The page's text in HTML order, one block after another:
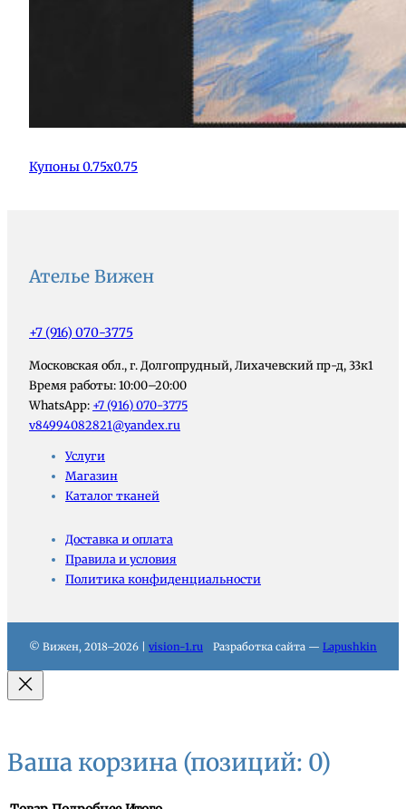
Купоны 0.75х0.75
Ателье Вижен
+7 (916) 070-3775
Московская обл., г. Долгопрудный, Лихачевский пр-д, 33к1
Время работы: 10:00–20:00
WhatsApp: +7 (916) 070-3775
v84994082821@yandex.ru
Услуги
Магазин
Каталог тканей
Доставка и оплата
Правила и условия
Политика конфиденциальности
© Вижен, 2018–2026 | vision-1.ru Разработка сайта — Lapushkin
Ваша корзина (позиций: 0)